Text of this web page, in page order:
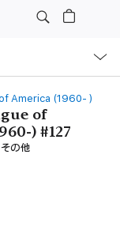
America (1960- )
of
) #127
その他